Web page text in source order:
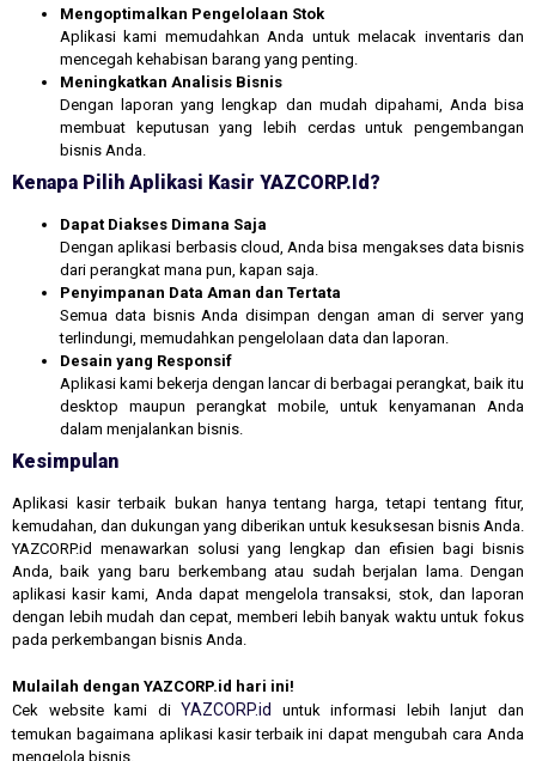
Mengoptimalkan Pengelolaan Stok
Aplikasi kami memudahkan Anda untuk melacak inventaris dan
mencegah kehabisan barang yang penting.
Meningkatkan Analisis Bisnis
Dengan laporan yang lengkap dan mudah dipahami, Anda bisa
membuat keputusan yang lebih cerdas untuk pengembangan
bisnis Anda.
Kenapa Pilih Aplikasi Kasir YAZCORP.id?
Dapat Diakses Dimana Saja
Dengan aplikasi berbasis cloud, Anda bisa mengakses data bisnis
dari perangkat mana pun, kapan saja.
Penyimpanan Data Aman dan Tertata
Semua data bisnis Anda disimpan dengan aman di server yang
terlindungi, memudahkan pengelolaan data dan laporan.
Desain yang Responsif
Aplikasi kami bekerja dengan lancar di berbagai perangkat, baik itu
desktop maupun perangkat mobile, untuk kenyamanan Anda
dalam menjalankan bisnis.
Kesimpulan
Aplikasi kasir terbaik bukan hanya tentang harga, tetapi tentang fitur,
kemudahan, dan dukungan yang diberikan untuk kesuksesan bisnis Anda.
YAZCORP.id menawarkan solusi yang lengkap dan efisien bagi bisnis
Anda, baik yang baru berkembang atau sudah berjalan lama. Dengan
aplikasi kasir kami, Anda dapat mengelola transaksi, stok, dan laporan
dengan lebih mudah dan cepat, memberi lebih banyak waktu untuk fokus
pada perkembangan bisnis Anda.
Mulailah dengan YAZCORP.id hari ini!
Cek website kami di YAZCORP.id
untuk informasi lebih lanjut dan
temukan bagaimana aplikasi kasir terbaik ini dapat mengubah cara Anda
mengelola bisnis.